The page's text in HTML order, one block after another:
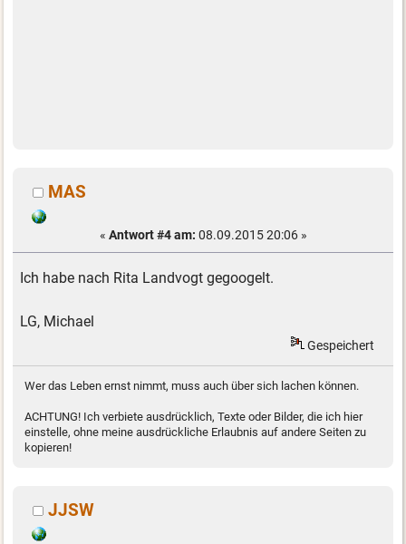
MAS
« Antwort #4 am: 08.09.2015 20:06 »
Ich habe nach Rita Landvogt gegoogelt.
LG, Michael
Gespeichert
Wer das Leben ernst nimmt, muss auch über sich lachen können.
ACHTUNG! Ich verbiete ausdrücklich, Texte oder Bilder, die ich hier
einstelle, ohne meine ausdrückliche Erlaubnis auf andere Seiten zu
kopieren!
JJSW